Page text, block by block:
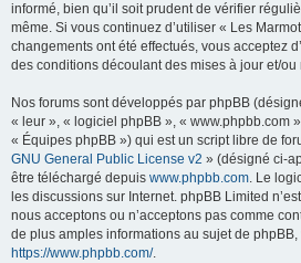
informé, bien qu’il soit prudent de vérifier
même. Si vous continuez d’utiliser « Les
changements ont été effectués, vous acceptez
des conditions découlant des mises à jour et/ou
Nos forums sont développés par phpBB
« leur », « logiciel phpBB », « www.phpbb.com
« Équipes phpBB ») qui est un script libre de
GNU General Public License v2 » (désigné ci-
être téléchargé depuis www.phpbb.com. Le
les discussions sur Internet. phpBB Limited
nous acceptons ou n’acceptons pas comme
de plus amples informations au sujet de
https://www.phpbb.com/.